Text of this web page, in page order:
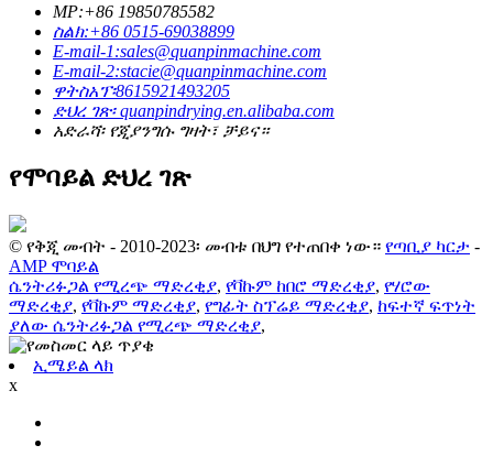
MP:+86 19850785582
ስልክ:+86 0515-69038899
E-mail-1:sales@quanpinmachine.com
E-mail-2:stacie@quanpinmachine.com
ዋትስአፕ፡8615921493205
ድህረ ገጽ፡ quanpindrying.en.alibaba.com
አድራሻ፡ የጂያንግሱ ግዛት፣ ቻይና።
የሞባይል ድህረ ገጽ
© የቅጂ መብት - 2010-2023፡ መብቱ በህግ የተጠበቀ ነው። የጣቢያ ካርታ -
AMP ሞባይል
ሴንትሪፉጋል የሚረጭ ማድረቂያ, የቫኩም ከበሮ ማድረቂያ, የሃሮው
ማድረቂያ, የቫኩም ማድረቂያ, የግፊት ስፕሬይ ማድረቂያ, ከፍተኛ ፍጥነት
ያለው ሴንትሪፉጋል የሚረጭ ማድረቂያ,
ኢሜይል ላክ
x